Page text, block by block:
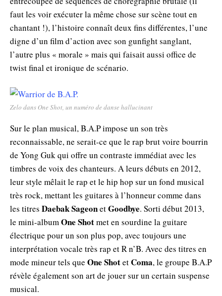
faut les voir exécuter la même chose sur scène tout en
chantant !), l’histoire connaît deux fins différentes, l’une
digne d’un film d’action avec son gunfight sanglant,
l’autre plus « morale » mais qui faisait aussi office de
twist final et ironique de scénario.
Zelo dans One Shot, un numéro de danse hallucinant
Sur le plan musical, B.A.P impose un son très
reconnaissable, ne serait-ce que le rap brut voire bourrin
de Yong Guk qui offre un contraste immédiat avec les
timbres de voix des chanteurs. A leurs débuts en 2012,
leur style mêlait le rap et le hip hop sur un fond musical
très rock, mettant les guitares à l’honneur comme dans
les titres Daebak SageonetGoodbye. Sorti début 2013,
le mini-albumOne Shotmet en sourdine la guitare
électrique pour un son plus pop, avec toujours une
interprétation vocale très rap et R n’B. Avec des titres en
mode mineur tels que One ShotetComa, le groupe B.A.P
révèle également son art de jouer sur un certain suspense
musical.